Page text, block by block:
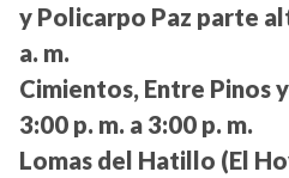
y Policarpo Paz parte
a. m.
Cimientos, Entre Pinos
3:00 p. m. a 3:00 p. m.
Lomas del Hatillo (El